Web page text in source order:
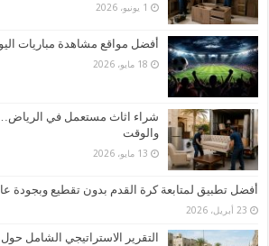
1 يونيو، 2026
أفضل مواقع مشاهدة مباريات
18 مايو، 2026
شراء اثاث مستعمل في الرياض…
والوقت
13 مايو، 2026
أفضل تطبيق لمتابعة كرة القدم بدون تقطيع وبجودة
23 أبريل، 2026
التقرير الاستراتيجي الشامل